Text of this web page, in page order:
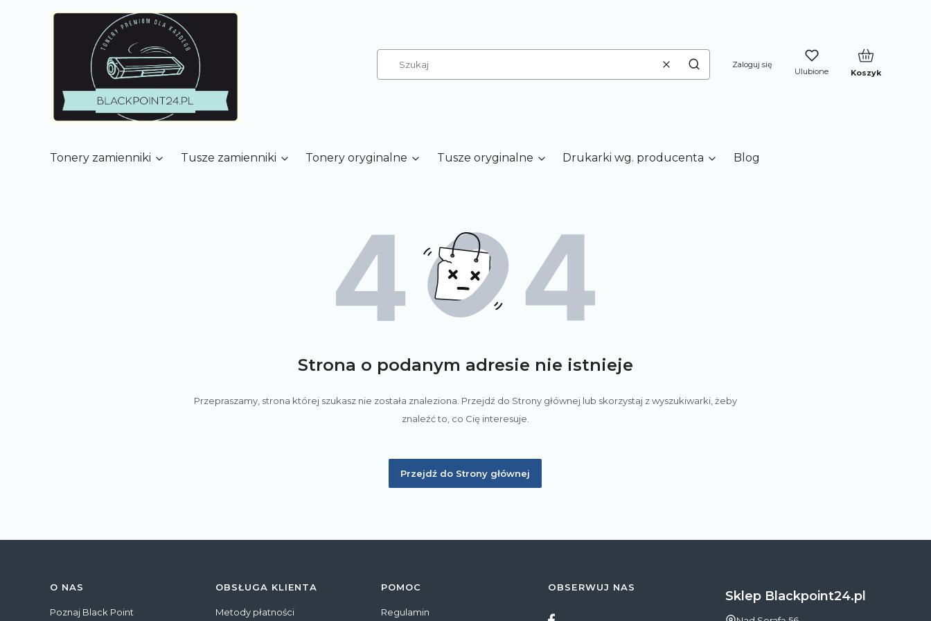
WyczyśćSzukaj
Zaloguj się
Ulubione
Produkty w
Koszyk
Tonery zamienniki Tusze zamienniki Tonery oryginalne Tusze oryginalne Drukarki wg. producenta Blog
Strona o podanym adresie nie istnieje
Przepraszamy, strona której szukasz nie została znaleziona. Przejdź do Strony głównej lub skorzystaj z wyszukiwarki, żeby
znaleźć to, co Cię interesuje.
Przejdź do Strony głównej
Linki w stopce
O NAS
Poznaj Black Point
OBSŁUGA KLIENTA
Metody płatności
POMOC
Regulamin
OBSERWUJ NAS
Sklep Blackpoint24.pl